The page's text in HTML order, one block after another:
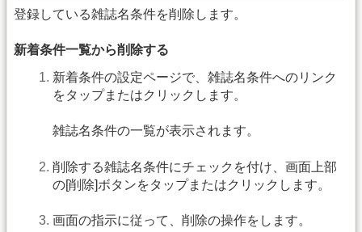
登録している雑誌名条件を削除します。
新着条件一覧から削除する
新着条件の設定ページで、雑誌名条件へのリンク
をタップまたはクリックします。
雑誌名条件の一覧が表示されます。
削除する雑誌名条件にチェックを付け、画面上部
の[削除]ボタンをタップまたはクリックします。
画面の指示に従って、削除の操作をします。